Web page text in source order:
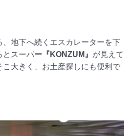
、地下へ続くエスカレーターを下
とスーパー『KONZUM』 が見えて
こ大きく、お土産探しにも便利で